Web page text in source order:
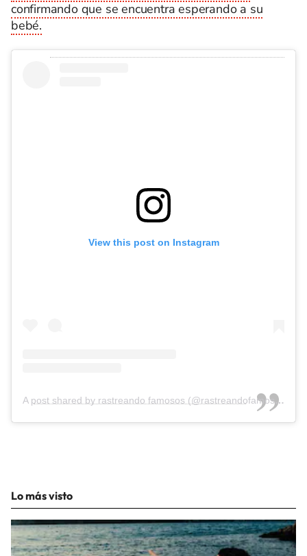
confirmando que se encuentra esperando a su
bebé.
View this post on Instagram
A post shared by rastreando famosos (@rastreandofamosos)
Lo más visto